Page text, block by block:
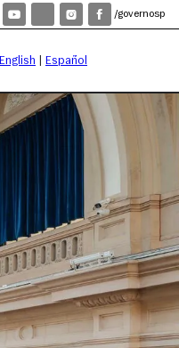
/governosp
English Español